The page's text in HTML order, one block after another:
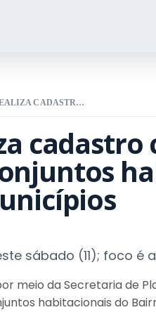
PREFEITURA REALIZA CADASTRO COM MORADORES DE CONJUNTOS HABITACIONAIS DO BAIRRO DOS MUNICÍPIOS
cadastro
sábado (11); foco é
meio da Secretaria de
habitacionais do